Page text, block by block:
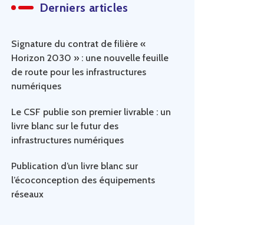
Derniers articles
Signature du contrat de filière «
Horizon 2030 » : une nouvelle feuille
de route pour les infrastructures
numériques
Le CSF publie son premier livrable : un
livre blanc sur le futur des
infrastructures numériques
Publication d’un livre blanc sur
l’écoconception des équipements
réseaux